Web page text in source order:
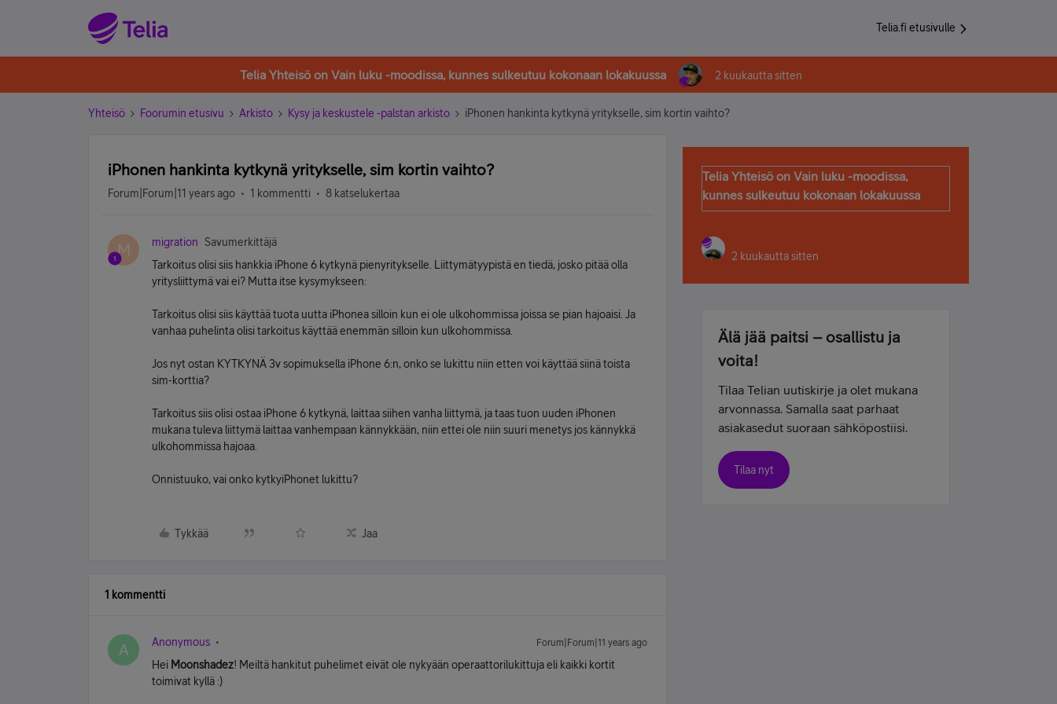
Telia.fi etusivulle
Telia Yhteisö on Vain luku -moodissa, kunnes sulkeutuu kokonaan lokakuussa 2 kuukautta sitten
Yhteisö Foorumin etusivu Arkisto Kysy ja keskustele -palstan arkisto iPhonen hankinta kytkynä yritykselle, sim kortin vaihto?
iPhonen hankinta kytkynä yritykselle, sim kortin vaihto?
Forum|Forum|11 years ago 1 kommentti 8 katselukertaa
M migration
Savumerkittäjä
Tarkoitus olisi siis hankkia iPhone 6 kytkynä pienyritykselle. Liittymätyypistä en tiedä, josko pitää olla
yritysliittymä vai ei? Mutta itse kysymykseen:
Tarkoitus olisi siis käyttää tuota uutta iPhonea silloin kun ei ole ulkohommissa joissa se pian hajoaisi. Ja
vanhaa puhelinta olisi tarkoitus käyttää enemmän silloin kun ulkohommissa.
Jos nyt ostan KYTKYNÄ 3v sopimuksella iPhone 6:n, onko se lukittu niin etten voi käyttää siinä toista
sim-korttia?
Tarkoitus siis olisi ostaa iPhone 6 kytkynä, laittaa siihen vanha liittymä, ja taas tuon uuden iPhonen
mukana tuleva liittymä laittaa vanhempaan kännykkään, niin ettei ole niin suuri menetys jos kännykkä
ulkohommissa hajoaa.
Onnistuuko, vai onko kytkyiPhonet lukittu?
Tykkää Jaa
1 kommentti
A Anonymous Forum|Forum|11 years ago
Hei Moonshadez! Meiltä hankitut puhelimet eivät ole nykyään operaattorilukittuja eli kaikki kortit
toimivat kyllä :)
Telia Yhteisö on Vain luku -moodissa,
kunnes sulkeutuu kokonaan lokakuussa
2 kuukautta sitten
Älä jää paitsi – osallistu ja
voita!
Tilaa Telian uutiskirje ja olet mukana
arvonnassa. Samalla saat parhaat
asiakasedut suoraan sähköpostiisi.
Tilaa nyt